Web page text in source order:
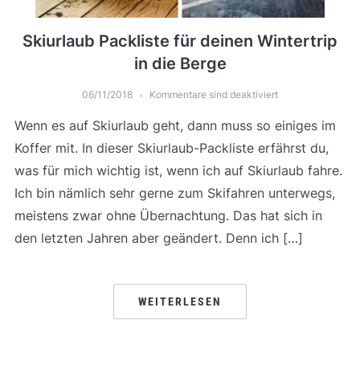
Skiurlaub Packliste für deinen Wintertrip
in die Berge
06/11/2018 Kommentare sind deaktiviert
Wenn es auf Skiurlaub geht, dann muss so einiges im
Koffer mit. In dieser Skiurlaub-Packliste erfährst du,
was für mich wichtig ist, wenn ich auf Skiurlaub fahre.
Ich bin nämlich sehr gerne zum Skifahren unterwegs,
meistens zwar ohne Übernachtung. Das hat sich in
den letzten Jahren aber geändert. Denn ich […]
WEITERLESEN